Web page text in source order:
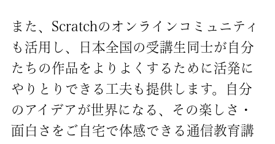
また、Scratchのオンラインコミュニティ
も活用し、日本全国の受講生同士が自分
たちの作品をよりよくするために活発に
やりとりできる工夫も提供します。自分
のアイデアが世界になる、その楽しさ・
面白さをご自宅で体感できる通信教育講